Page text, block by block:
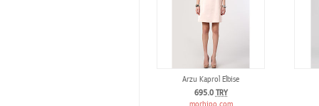
Arzu Kaprol Elbise
695.0 TRY